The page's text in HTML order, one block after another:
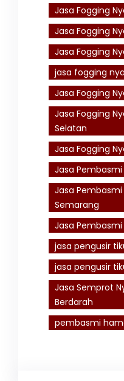
Jasa Fogging
Jasa Fogging
Jasa Fogging
jasa fogging
Jasa Fogging
Jasa Fogging
Selatan
Jasa Fogging
Jasa
Jasa
Semarang
Jasa
jasa pengusir
jasa pengusir
Jasa Semprot
Berdarah
pembasmi